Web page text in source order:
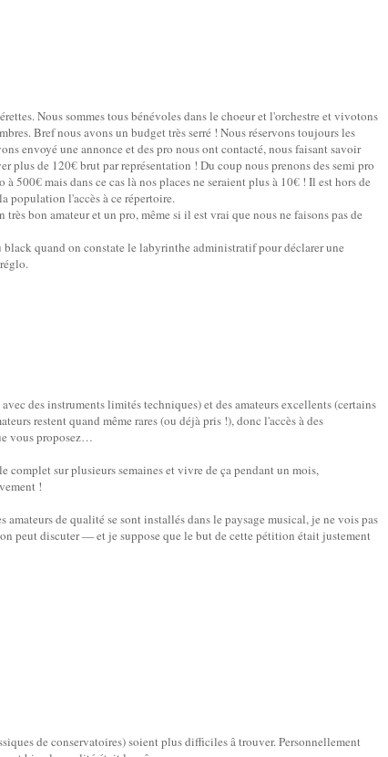
Nous sommes tous bénévoles dans le choeur et l'orchestre et vivotons
Bref nous avons un budget très serré ! Nous réservons toujours les
envoyé une annonce et des pro nous ont contacté, nous faisant savoir
plus de 120€ brut par représentation ! Du coup nous prenons des semi pro
500€ mais dans ce cas là nos places ne seraient plus à 10€ ! Il est hors de
population l'accès à ce répertoire.
bon amateur et un pro, même si il est vrai que nous ne faisons pas de
black quand on constate le labyrinthe administratif pour déclarer une
des instruments limités techniques) et des amateurs excellents (certains
restent quand même rares (ou déjà pris !), donc l'accès à des
vous proposez…
sur plusieurs semaines et vivre de ça pendant un mois,
!
amateurs de qualité se sont installés dans le paysage musical, je ne vois pas
peut discuter — et je suppose que le but de cette pétition était justement
de conservatoires) soient plus difficiles â trouver. Personnellement